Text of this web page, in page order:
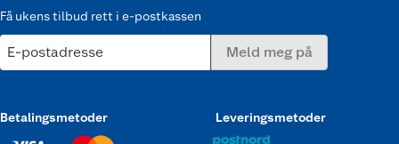
Få ukens tilbud rett i e-postkassen
E-postadresse Meld meg på
Betalingsmetoder Leveringsmetoder